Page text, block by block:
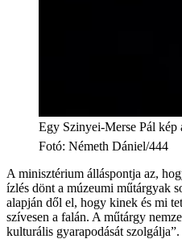
Egy Szinyei-Merse Pál
Fotó: Németh Dániel/444
A minisztérium álláspontja az,
ízlés dönt a múzeumi műtárgyak
alapján dől el, hogy kinek és mi
szívesen a falán. A műtárgy
kulturális gyarapodását szolgálja”.